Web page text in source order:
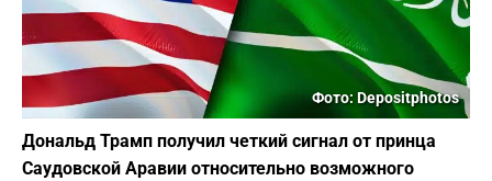
Фото: Depositphotos
Дональд Трамп получил четкий сигнал от принца
Саудовской Аравии относительно возможного